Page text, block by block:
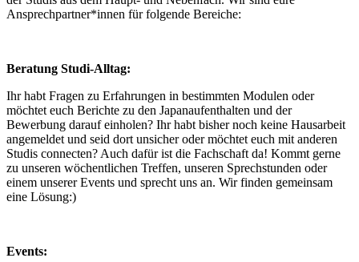
Ansprechpartner*innen für folgende Bereiche:
Beratung Studi-Alltag:
Ihr habt Fragen zu Erfahrungen in bestimmten Modulen oder
möchtet euch Berichte zu den Japanaufenthalten und der
Bewerbung darauf einholen? Ihr habt bisher noch keine Hausarbeit
angemeldet und seid dort unsicher oder möchtet euch mit anderen
Studis connecten? Auch dafür ist die Fachschaft da! Kommt gerne
zu unseren wöchentlichen Treffen, unseren Sprechstunden oder
einem unserer Events und sprecht uns an. Wir finden gemeinsam
eine Lösung:)
Events: